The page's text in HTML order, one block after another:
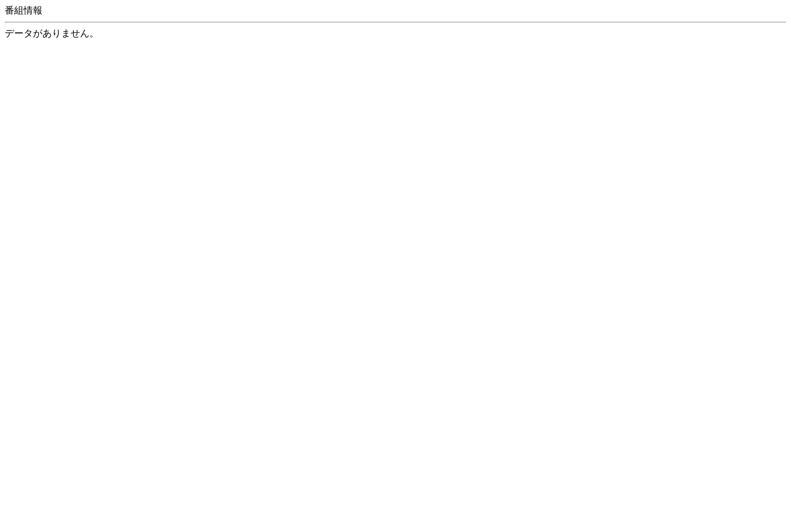
番組情報
データがありません。